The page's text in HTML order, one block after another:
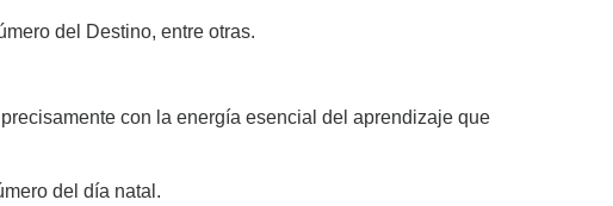
del Destino, entre otras.
con la energía esencial del aprendizaje que
del día natal.